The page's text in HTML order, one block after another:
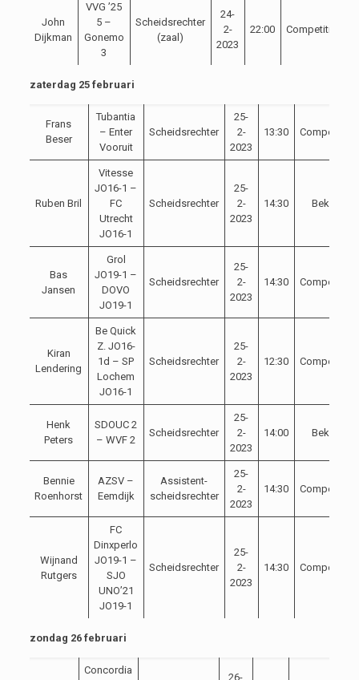
John
Dijkman
VVG ’25
5 –
Gonemo
3
Scheidsrechter
(zaal)
24-
2-
2023
22:00 Competitie
zaterdag 25 februari
Frans
Beser
Tubantia
– Enter
Vooruit
Scheidsrechter
25-
2-
2023
13:30 Competitie
Ruben Bril
Vitesse
JO16-1 –
FC
Utrecht
JO16-1
Scheidsrechter
25-
2-
2023
14:30 Beker
Bas
Jansen
Grol
JO19-1 –
DOVO
JO19-1
Scheidsrechter
25-
2-
2023
14:30 Competitie
Kiran
Lendering
Be Quick
Z. JO16-
1d – SP
Lochem
JO16-1
Scheidsrechter
25-
2-
2023
12:30 Competitie
Henk
Peters
SDOUC 2
– WVF 2
Scheidsrechter
25-
2-
2023
14:00 Beker
Bennie
Roenhorst
AZSV –
Eemdijk
Assistent-
scheidsrechter
25-
2-
2023
14:30 Competitie
Wijnand
Rutgers
FC
Dinxperlo
JO19-1 –
SJO
UNO’21
JO19-1
Scheidsrechter
25-
2-
2023
14:30 Competitie
zondag 26 februari
Concordia
26-